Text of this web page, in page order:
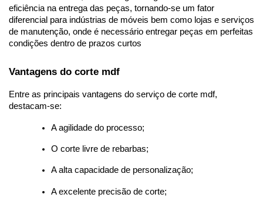
eficiência na entrega das peças, tornando-se um fator
diferencial para indústrias de móveis bem como lojas e serviços
de manutenção, onde é necessário entregar peças em perfeitas
condições dentro de prazos curtos
Vantagens do corte mdf
Entre as principais vantagens do serviço de corte mdf,
destacam-se:
A agilidade do processo;
O corte livre de rebarbas;
A alta capacidade de personalização;
A excelente precisão de corte;